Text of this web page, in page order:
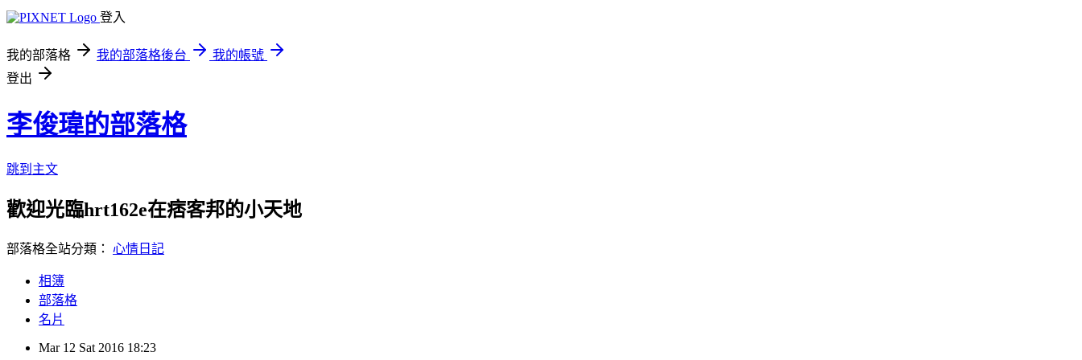
登入
我的部落格 我的部落格後台
我的帳號
登出
李俊瑋的部落格
跳到主文
歡迎光臨hrt162e在痞客邦的小天地
部落格全站分類： 心情日記
相簿
部落格
名片
Mar 12 Sat 2016 18:23